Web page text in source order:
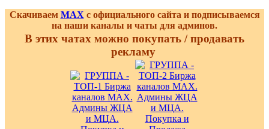
Скачиваем MAXс официального сайта и подписываемся
на наши каналы и чаты для админов.
В этих чатах можно покупать / продавать
рекламу